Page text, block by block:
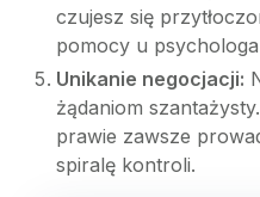
czujesz się
pomocy u
Unikanie negocjacji:
żądaniom
prawie zawsze
spiralę kontroli.